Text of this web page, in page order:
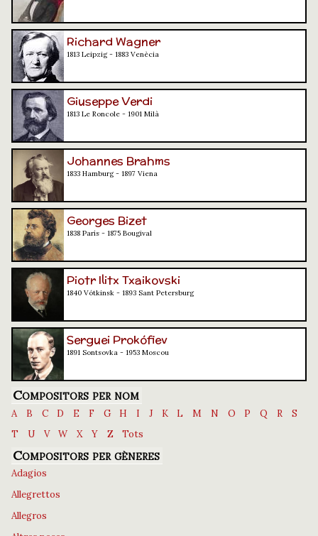
Richard Wagner
1813 Leipzig - 1883 Venècia
Giuseppe Verdi
1813 Le Roncole - 1901 Milà
Johannes Brahms
1833 Hamburg - 1897 Viena
Georges Bizet
1838 París - 1875 Bougival
Piotr Ilitx Txaikovski
1840 Vótkinsk - 1893 Sant Petersburg
Serguei Prokófiev
1891 Sontsovka - 1953 Moscou
Compositors per nom
A B C D E F G H I J K L M N O P Q R
S
T
U V W X Y Z Tots
Compositors per gèneres
Adagios
Allegrettos
Allegros